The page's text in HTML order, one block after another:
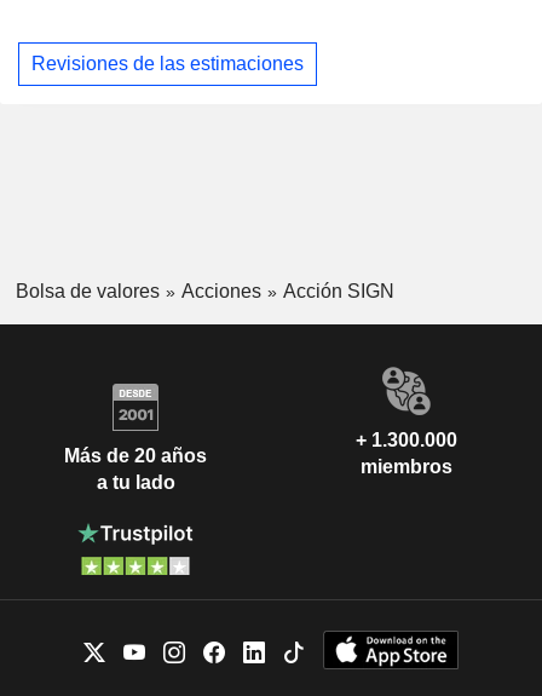
Revisiones de las estimaciones
Bolsa de valores Acciones Acción SIGN
Más de 20 años
a tu lado
+ 1.300.000
miembros